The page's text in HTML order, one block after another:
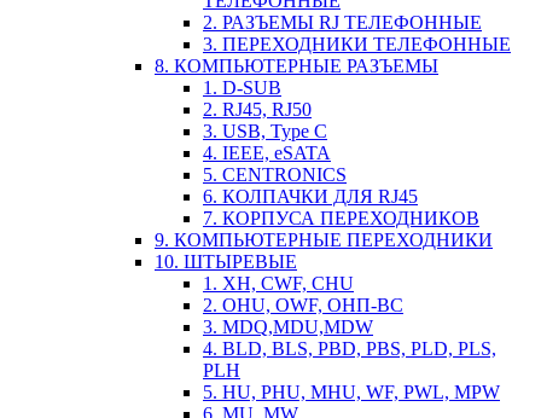
2. РАЗЪЕМЫ RJ ТЕЛЕФОННЫЕ
3. ПЕРЕХОДНИКИ ТЕЛЕФОННЫЕ
8. КОМПЬЮТЕРНЫЕ РАЗЪЕМЫ
1. D-SUB
2. RJ45, RJ50
3. USB, Type C
4. IEEE, eSATA
5. CENTRONICS
6. КОЛПАЧКИ ДЛЯ RJ45
7. КОРПУСА ПЕРЕХОДНИКОВ
9. КОМПЬЮТЕРНЫЕ ПЕРЕХОДНИКИ
10. ШТЫРЕВЫЕ
1. XH, CWF, CHU
2. OHU, OWF, ОНП-ВС
3. MDQ,MDU,MDW
4. BLD, BLS, PBD, PBS, PLD, PLS,
PLH
5. HU, PHU, MHU, WF, PWL, MPW
6. MU, MW